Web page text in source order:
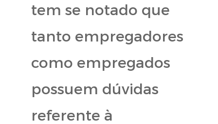
tem se notado que
tanto empregadores
como empregados
possuem dúvidas
referente à